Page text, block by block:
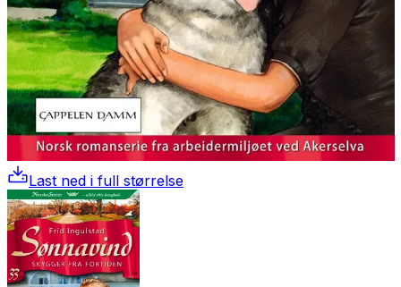
Last ned i full størrelse